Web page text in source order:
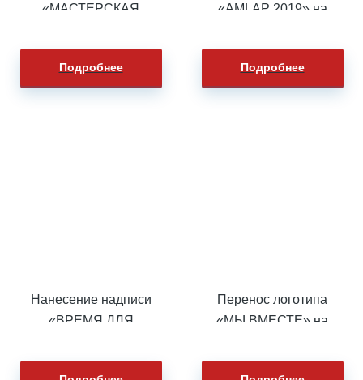
«МАСТЕРСКАЯ
Подробнее
«AMLAP 2019» на
Подробнее
Нанесение надписи
«ВРЕМЯ ДЛЯ
Перенос логотипа
«МЫ ВМЕСТЕ» на